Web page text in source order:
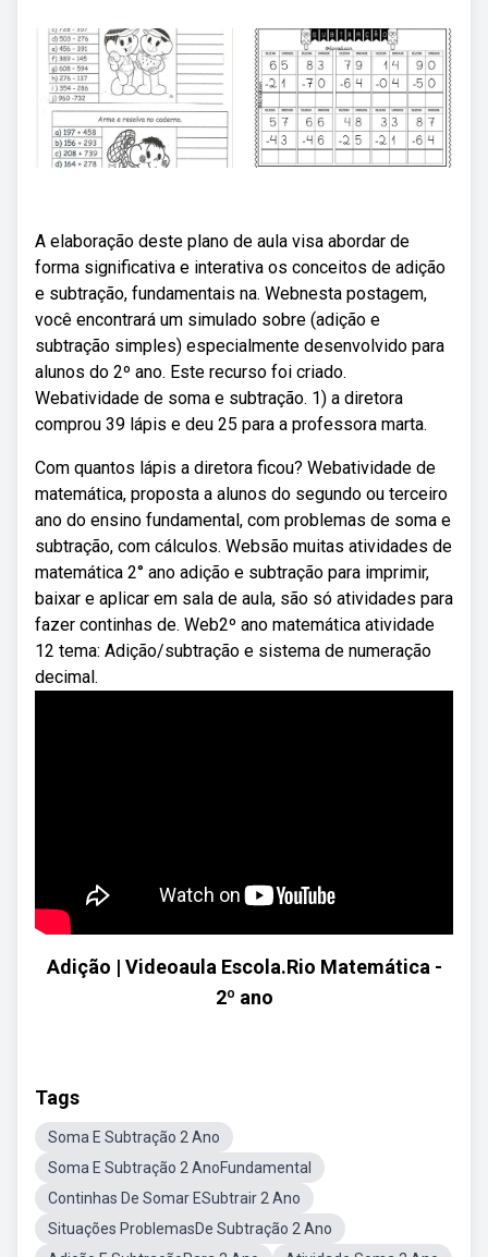
A elaboração deste plano de aula visa abordar de
forma significativa e interativa os conceitos de adição
e subtração, fundamentais na. Webnesta postagem,
você encontrará um simulado sobre (adição e
subtração simples) especialmente desenvolvido para
alunos do 2º ano. Este recurso foi criado.
Webatividade de soma e subtração. 1) a diretora
comprou 39 lápis e deu 25 para a professora marta.
Com quantos lápis a diretora ficou? Webatividade de
matemática, proposta a alunos do segundo ou terceiro
ano do ensino fundamental, com problemas de soma e
subtração, com cálculos. Websão muitas atividades de
matemática 2° ano adição e subtração para imprimir,
baixar e aplicar em sala de aula, são só atividades para
fazer continhas de. Web2º ano matemática atividade
12 tema: Adição/subtração e sistema de numeração
decimal.
Adição | Videoaula Escola.Rio Matemática -
2º ano
Tags
Soma E Subtração 2 Ano
Soma E Subtração 2 AnoFundamental
Continhas De Somar ESubtrair 2 Ano
Situações ProblemasDe Subtração 2 Ano